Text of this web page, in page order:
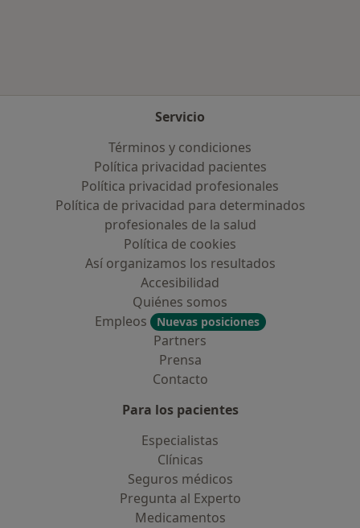
Servicio
Términos y condiciones
Política privacidad pacientes
Política privacidad profesionales
Política de privacidad para determinados
profesionales de la salud
Política de cookies
Así organizamos los resultados
Accesibilidad
Quiénes somos
Empleos
Nuevas posiciones
Partners
Prensa
Contacto
Para los pacientes
Especialistas
Clínicas
Seguros médicos
Pregunta al Experto
Medicamentos